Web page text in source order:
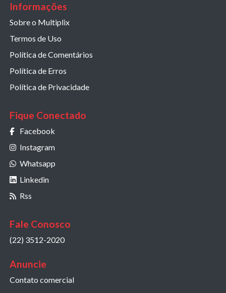
Informações
Sobre o Multiplix
Termos de Uso
Política de Comentários
Política de Erros
Política de Privacidade
Fique Conectado
Facebook
Instagram
Whatsapp
Linkedin
Rss
Fale Conosco
(22) 3512-2020
Anuncie
Contato comercial